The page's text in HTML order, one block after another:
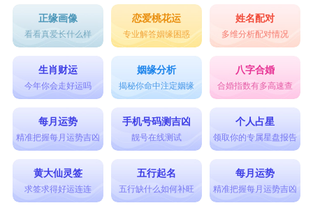
正缘画像
看看真爱长什么样
恋爱桃花运
专业解答姻缘困惑
姓名配对
多维分析配对情况
生肖财运
今年你会走好运吗
姻缘分析
揭秘你命中注定姻缘
八字合婚
合婚指数有多高速查
每月运势
精准把握每月运势吉凶
手机号码测吉凶
靓号在线测试
个人占星
领取你的专属星盘报告
黄大仙灵签
求签求得好运连连
五行起名
五行缺什么如何补旺
每月运势
精准把握每月运势吉凶